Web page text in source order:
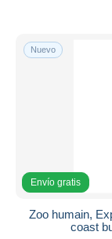
Nuevo
Envío gratis
Zoo humain,
coast